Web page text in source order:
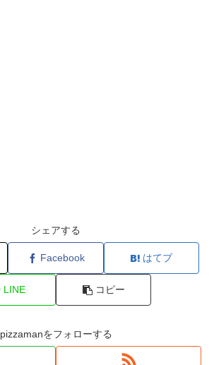
シェアする
Facebook はてブ
LINE コピー
pizzamanをフォローする